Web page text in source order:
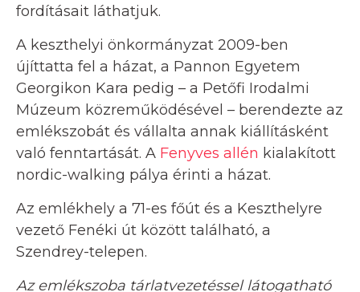
fordításait láthatjuk.
A keszthelyi önkormányzat 2009-ben
újíttatta fel a házat, a Pannon Egyetem
Georgikon Kara pedig – a Petőfi Irodalmi
Múzeum közreműködésével – berendezte az
emlékszobát és vállalta annak kiállításként
való fenntartását. A Fenyves allén kialakított
nordic-walking pálya érinti a házat.
Az emlékhely a 71-es főút és a Keszthelyre
vezető Fenéki út között található, a
Szendrey-telepen.
Az emlékszoba tárlatvezetéssel látogatható